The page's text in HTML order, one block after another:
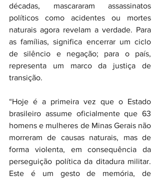
décadas, mascararam assassinatos
políticos como acidentes ou mortes
naturais agora revelam a verdade. Para
as famílias, significa encerrar um ciclo
de silêncio e negação; para o país,
representa um marco da justiça de
transição.
“Hoje é a primeira vez que o Estado
brasileiro assume oficialmente que 63
homens e mulheres de Minas Gerais não
morreram de causas naturais, mas de
forma violenta, em consequência da
perseguição política da ditadura militar.
Este é um gesto de memória, de